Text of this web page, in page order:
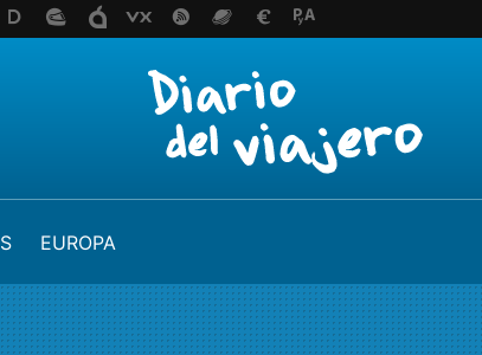
EUROPA